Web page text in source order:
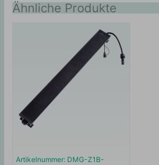
Ähnliche Produkte
Artikelnummer: DMG-Z1B-